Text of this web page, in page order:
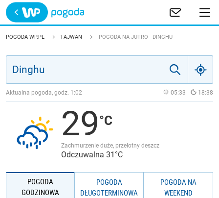
Trwa ładowanie
POLSKA
JAKOŚĆ POWIETRZA
POGODA WP.PL TAJWAN POGODA NA JUTRO - DINGHU
Aktualna pogoda, godz. 1:02 05:33 18:38
29
Zachmurzenie duże, przelotny deszcz
Odczuwalna 31°C
POGODA
GODZINOWA
POGODA
DŁUGOTERMINOWA
POGODA NA
WEEKEND